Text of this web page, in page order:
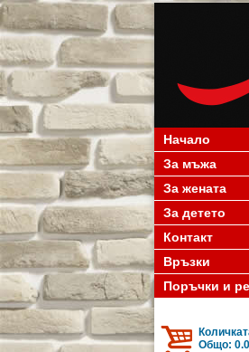
Начало
За мъжа
За жената
За детето
Контакт
Връзки
Поръчки и
Общо: